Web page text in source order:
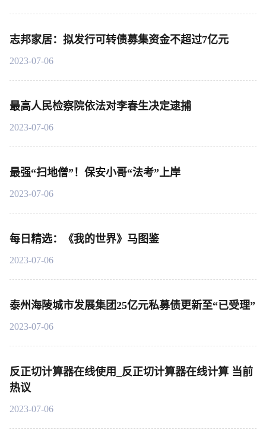
志邦家居：拟发行可转债募集资金不超过7亿元
2023-07-06
最高人民检察院依法对李春生决定逮捕
2023-07-06
最强“扫地僧”！保安小哥“法考”上岸
2023-07-06
每日精选：《我的世界》马图鉴
2023-07-06
泰州海陵城市发展集团25亿元私募债更新至“已受理”
2023-07-06
反正切计算器在线使用_反正切计算器在线计算 当前
热议
2023-07-06